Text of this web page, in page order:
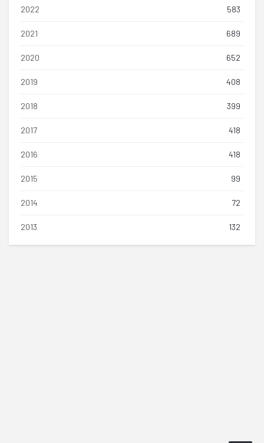
2022 583
2021 689
2020 652
2019 408
2018 399
2017 418
2016 418
2015 99
2014 72
2013 132